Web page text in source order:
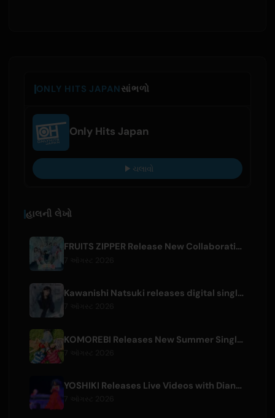
ONLY HITS JAPANસાંભળો
Only Hits Japan
ચલાવો
હાલની લેખો
FRUITS ZIPPER Release New Collaboration Song '1,2,3,FOOOOUR'
Kawanishi Natsuki releases digital single 'Sayonara wa Ichiban Kirei na Atashi de'
KOMOREBI Releases New Summer Single 'Letsu Natsu'
YOSHIKI Releases Live Videos with Diana Ross and KORN's Jonathan Davis